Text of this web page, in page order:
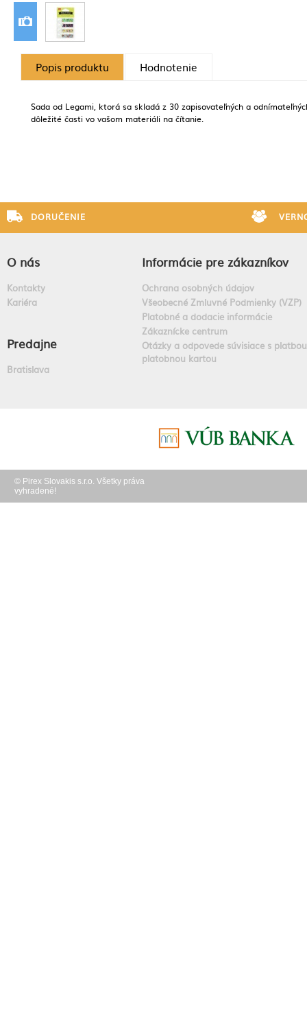
Popis produktu Hodnotenie
Sada od Legami, ktorá sa skladá z 30 zapisovateľných a
dôležité časti vo vašom materiáli na čítanie.
DORUČENIE
O nás
Kontakty
Kariéra
Predajne
Bratislava
Informácie pre zákazníkov
Ochrana osobných údajov
Všeobecné Zmluvné Podmienky (VZP)
Platobné a dodacie informácie
Zákaznícke centrum
Otázky a odpovede súvisiace s platbou
platobnou kartou
© Pirex Slovakis s.r.o. Všetky práva
vyhradené!